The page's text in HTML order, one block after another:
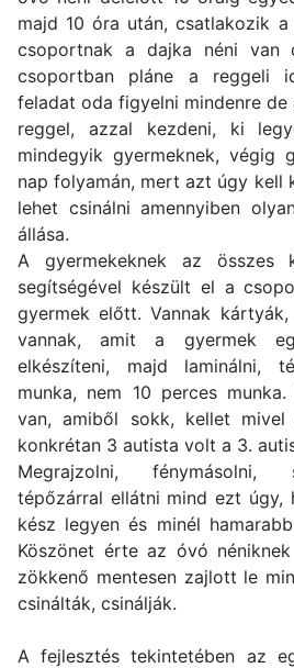
majd 10 óra után, csatlakozik
csoportnak a dajka néni van
csoportban pláne a reggeli
feladat oda figyelni mindenre
reggel, azzal kezdeni, ki
mindegyik gyermeknek, végig
nap folyamán, mert azt úgy kell
lehet csinálni amennyiben
állása.
A gyermekeknek az
segítségével készült el a
gyermek előtt. Vannak
vannak, amit a gyermek
elkészíteni, majd laminálni,
munka, nem 10 perces
van, amiből sokk, kellet
konkrétan 3 autista volt a 3.
Megrajzolni, fénymásolni,
tépőzárral ellátni mind ezt úgy,
kész legyen és minél
Köszönet érte az óvó
zökkenő mentesen zajlott le
csinálták, csinálják.
A fejlesztés tekintetében az